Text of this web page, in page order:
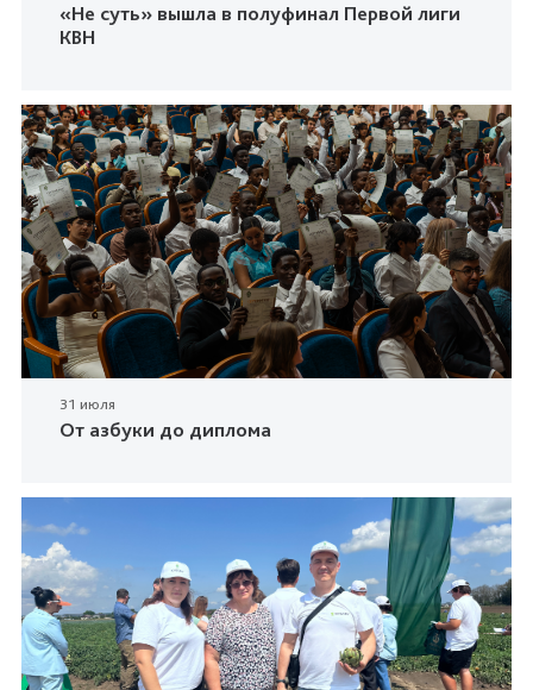
«Не суть» вышла в полуфинал Первой лиги
КВН
31 июля
От азбуки до диплома